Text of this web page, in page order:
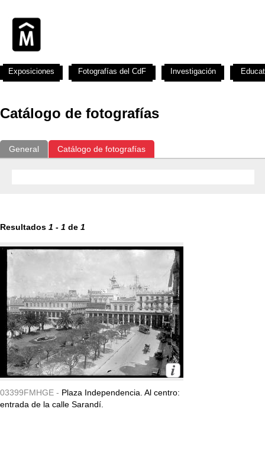
Catálogo de fotografías
General Catálogo de fotografías
Resultados 1 - 1 de 1
03399FMHGE - Plaza Independencia. Al centro:
entrada de la calle Sarandí.
Exposiciones Fotografías del CdF Investigación